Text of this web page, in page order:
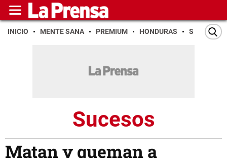
INICIO MENTE SANA PREMIUM HONDURAS SAN PEDRO
Sucesos
Matan y queman a